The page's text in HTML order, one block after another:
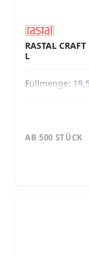
RASTAL
L
Füllmenge:
AB 500 STÜCK